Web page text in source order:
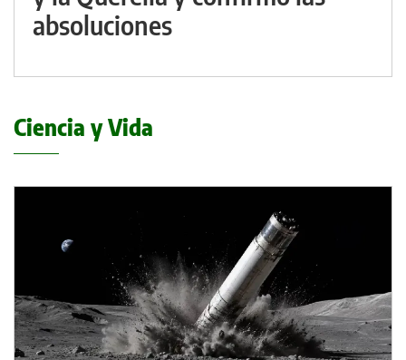
absoluciones
Ciencia y Vida